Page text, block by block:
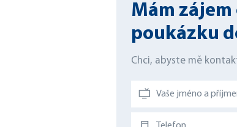
Mám zájem
poukázku
Chci, abyste mě